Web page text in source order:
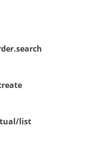
list